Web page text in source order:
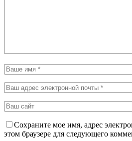
Сохраните мое имя, адрес
этом браузере для следующего